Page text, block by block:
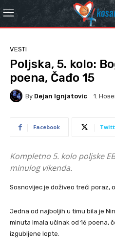
VESTI
Poljska, 5. kolo:
poena, Čađo 15
By Dejan Ignjatovic 1.
Facebook
Kompletno 5. kolo poljske
minulog vikenda.
Sosnovijec je doživeo treći poraz,
Jedna od najboljih u timu bila je
minuta imala učinak od 16 poena,
izgubljene lopte.